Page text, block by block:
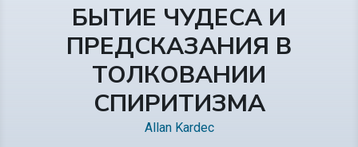
БЫТИЕ ЧУДЕСА И
ПРЕДСКАЗАНИЯ В
ТОЛКОВАНИИ
СПИРИТИЗМА
Allan Kardec